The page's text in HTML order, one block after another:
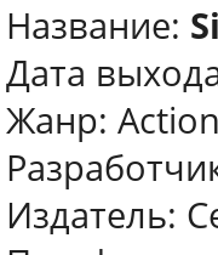
Название:
Дата
Жанр:
Издатель: